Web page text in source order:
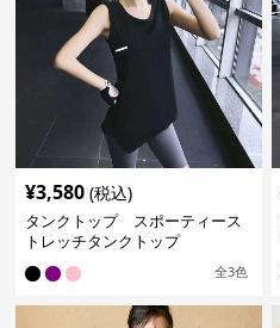
¥3,580 (税込)
タンクトップ スポーティース
トレッチタンクトップ
全3色